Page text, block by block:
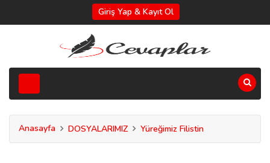
Giriş Yap & Kayıt Ol
Anasayfa DOSYALARIMIZ Yüreğimiz Filistin